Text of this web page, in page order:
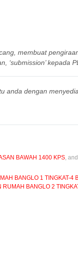
membuat
kepada
anda dengan
BAWAH 1400 KPS, and
BANGLO 1 TINGKAT-4
BANGLO 2